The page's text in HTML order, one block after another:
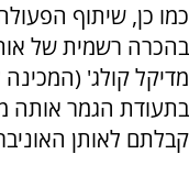
כמו כן, שיתוף
בהכרה רשמית של
מדיקל קולג' (המכינה
בתעודת הגמר אותה
קבלתם לאותן